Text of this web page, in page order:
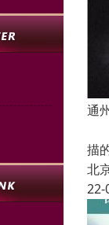
通
描
北
22-